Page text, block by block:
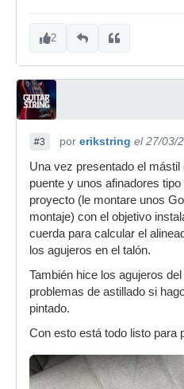
2
#3 por erikstring el 27/03/
Una vez presentado el mástil
puente y unos afinadores
proyecto (le montare unos
montaje) con el objetivo
cuerda para calcular el
los agujeros en el talón.
También hice los agujeros
problemas de astillado si
pintado.
Con esto está todo listo para